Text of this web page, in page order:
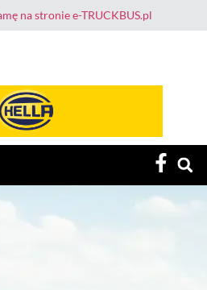
na stronie e-TRUCKBUS.pl